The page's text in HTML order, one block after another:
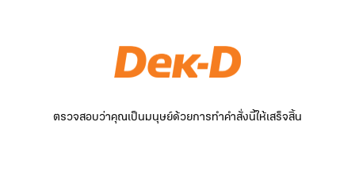
ตรวจสอบว่าคุณเป็นมนุษย์ด้วยการทำคำสั่งนี้ให้เสร็จสิ้น